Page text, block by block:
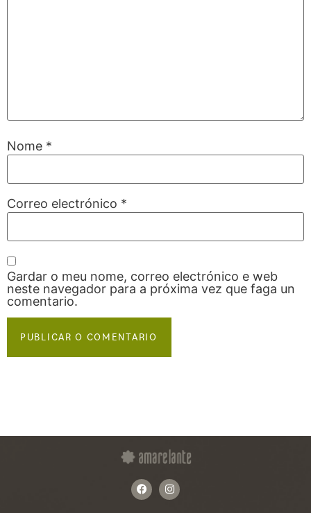
Nome *
Correo electrónico *
Gardar o meu nome, correo electrónico e web
neste navegador para a próxima vez que faga un
comentario.